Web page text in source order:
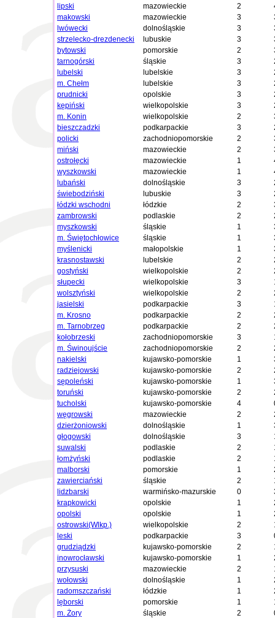
lipski
mazowieckie 2
makowski
mazowieckie 3
lwówecki
dolnośląskie 3
strzelecko-drezdenecki
lubuskie 3
bytowski
pomorskie 2
tarnogórski
śląskie 3
lubelski
lubelskie 3
m. Chełm
lubelskie 3
prudnicki
opolskie 3
kępiński
wielkopolskie 3
m. Konin
wielkopolskie 2
bieszczadzki
podkarpackie 3
policki
zachodniopomorskie 2
miński
mazowieckie 2
ostrołęcki
mazowieckie 1
wyszkowski
mazowieckie 1
lubański
dolnośląskie 3
świebodziński
lubuskie 3
łódzki wschodni
łódzkie 2
zambrowski
podlaskie 2
myszkowski
śląskie 1
m. Świętochłowice
śląskie 1
myślenicki
małopolskie 1
krasnostawski
lubelskie 2
gostyński
wielkopolskie 2
słupecki
wielkopolskie 3
wolsztyński
wielkopolskie 2
jasielski
podkarpackie 3
m. Krosno
podkarpackie 2
m. Tarnobrzeg
podkarpackie 2
kołobrzeski
zachodniopomorskie 3
m. Świnoujście
zachodniopomorskie 2
nakielski
kujawsko-pomorskie 1
radziejowski
kujawsko-pomorskie 2
sępoleński
kujawsko-pomorskie 1
toruński
kujawsko-pomorskie 2
tucholski
kujawsko-pomorskie 4
węgrowski
mazowieckie 2
dzierżoniowski
dolnośląskie 1
głogowski
dolnośląskie 3
suwalski
podlaskie 2
łomżyński
podlaskie 2
malborski
pomorskie 1
zawierciański
śląskie 2
lidzbarski
warmińsko-mazurskie 0
krapkowicki
opolskie 1
opolski
opolskie 1
ostrowski(Wlkp.)
wielkopolskie 2
leski
podkarpackie 3
grudziądzki
kujawsko-pomorskie 2
inowrocławski
kujawsko-pomorskie 1
przysuski
mazowieckie 2
wołowski
dolnośląskie 1
radomszczański
łódzkie 1
lęborski
pomorskie 1
m. Żory
śląskie 2